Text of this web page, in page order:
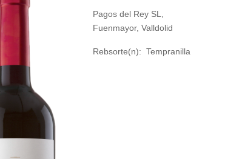
Pagos del Rey SL,
Fuenmayor, Valldolid
Rebsorte(n): Tempranilla